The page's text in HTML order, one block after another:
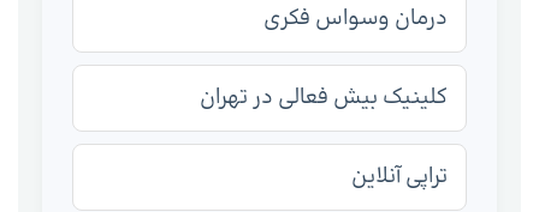
درمان وسواس فکری
کلینیک بیش فعالی در تهران
تراپی آنلاین